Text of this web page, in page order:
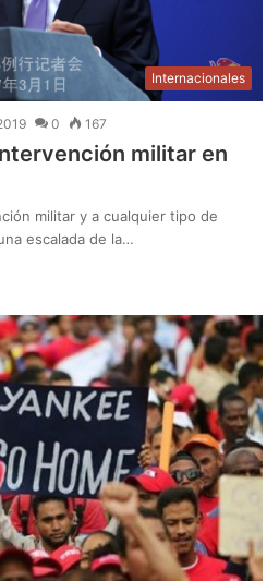
Internacionales
0 167
militar en
militar y a cualquier tipo de
escalada de la…